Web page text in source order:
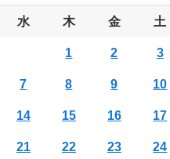
水 木 金 土
1 2 3
7 8 9 10
14 15 16 17
21 22 23 24